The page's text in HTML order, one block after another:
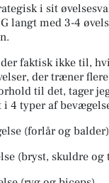
i sit
langt med 3-4
faktisk ikke til,
der træner
til det, tager
i 4 typer af
(forlår og balder)
(bryst, skuldre og